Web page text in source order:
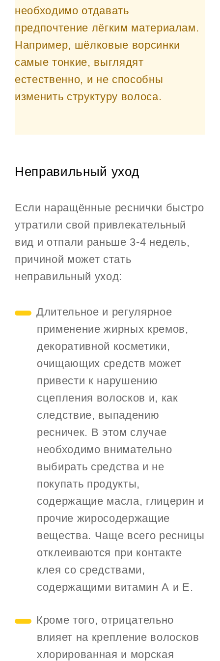
необходимо отдавать
предпочтение лёгким материалам.
Например, шёлковые ворсинки
самые тонкие, выглядят
естественно, и не способны
изменить структуру волоса.
Неправильный уход
Если наращённые реснички быстро
утратили свой привлекательный
вид и отпали раньше 3-4 недель,
причиной может стать
неправильный уход:
Длительное и регулярное
применение жирных кремов,
декоративной косметики,
очищающих средств может
привести к нарушению
сцепления волосков и, как
следствие, выпадению
ресничек. В этом случае
необходимо внимательно
выбирать средства и не
покупать продукты,
содержащие масла, глицерин и
прочие жиросодержащие
вещества. Чаще всего ресницы
отклеиваются при контакте
клея со средствами,
содержащими витамин А и Е.
Кроме того, отрицательно
влияет на крепление волосков
хлорированная и морская